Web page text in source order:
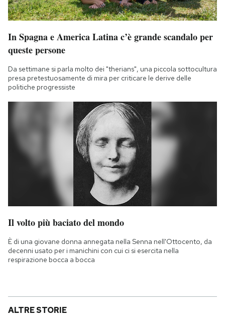
In Spagna e America Latina c’è grande scandalo per
queste persone
Da settimane si parla molto dei "therians", una piccola sottocultura
presa pretestuosamente di mira per criticare le derive delle
politiche progressiste
Il volto più baciato del mondo
È di una giovane donna annegata nella Senna nell'Ottocento, da
decenni usato per i manichini con cui ci si esercita nella
respirazione bocca a bocca
ALTRE STORIE